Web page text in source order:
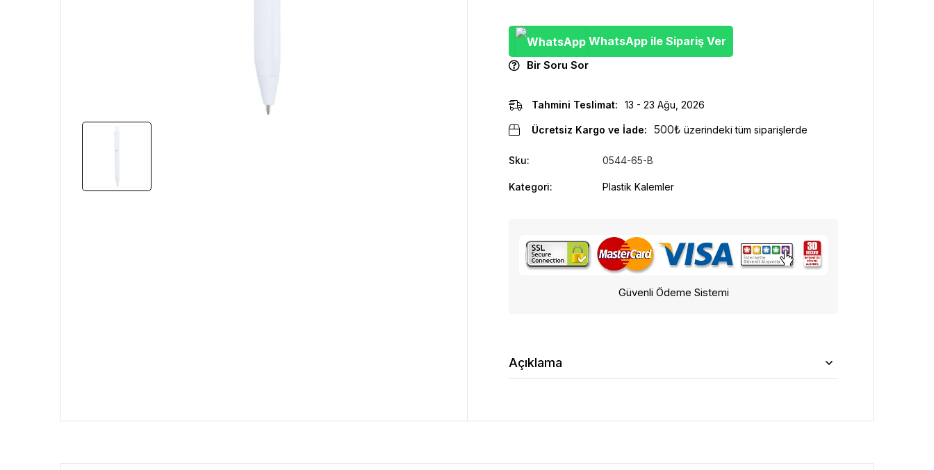
WhatsApp ile Sipariş Ver
Bir Soru Sor
Tahmini Teslimat: 13 - 23 Ağu, 2026
Ücretsiz Kargo ve İade: 500₺ üzerindeki tüm siparişlerde
Sku: 0544-65-B
Kategori: Plastik Kalemler
Güvenli Ödeme Sistemi
Açıklama